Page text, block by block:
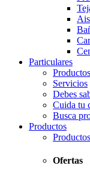
Particulares
Productos
Servicios
Debes
Cuida tu
Busca
Productos
Productos
Ofertas